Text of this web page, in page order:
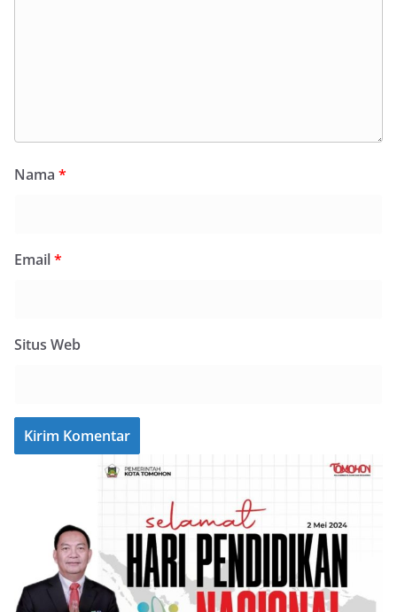
Nama *
Email*
Situs Web